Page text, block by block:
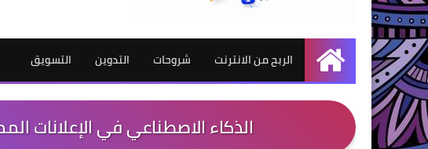
الرئيسية
الربح من الانترنت شروحات التدوين التسويق
الذكاء الاصطناعي في الإعلانات